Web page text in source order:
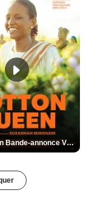
Cotton Queen Bande-annonce VO STFR